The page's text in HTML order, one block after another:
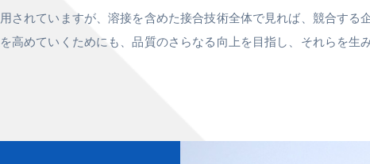
されていますが、溶接を含めた接合技術全体で見れば、競合する
高めていくためにも、品質のさらなる向上を目指し、それらを生